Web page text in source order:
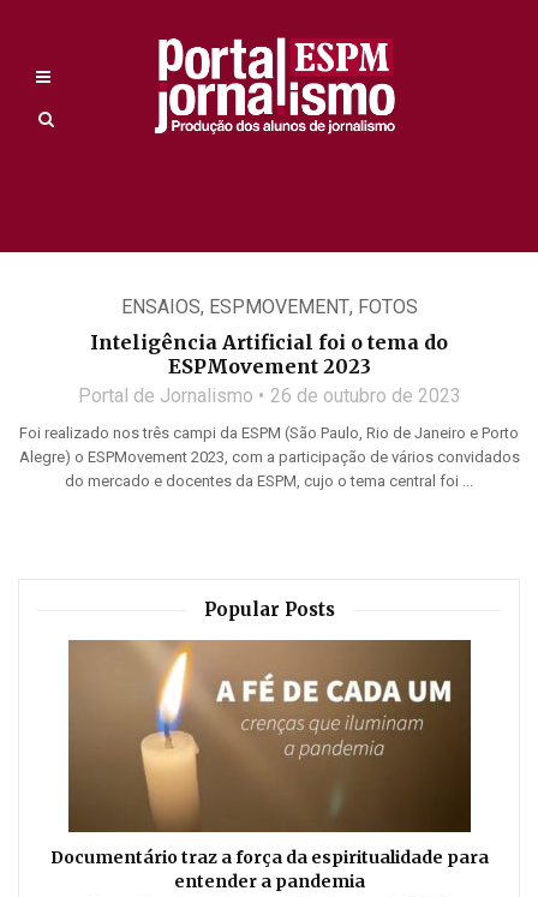
ENSAIOS, ESPMOVEMENT, FOTOS
Inteligência Artificial foi o tema do
ESPMovement 2023
Portal de Jornalismo 26 de outubro de 2023
Foi realizado nos três campi da ESPM (São Paulo, Rio de Janeiro e Porto
Alegre) o ESPMovement 2023, com a participação de vários convidados
do mercado e docentes da ESPM, cujo o tema central foi ...
Popular Posts
Documentário traz a força da espiritualidade para
entender a pandemia